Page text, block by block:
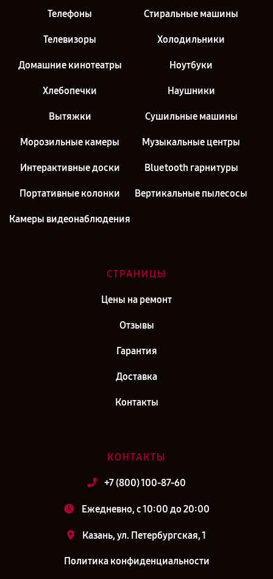
Телефоны Стиральные машины
Телевизоры Холодильники
Домашние кинотеатры Ноутбуки
Хлебопечки Наушники
Вытяжки Сушильные машины
Морозильные камеры Музыкальные центры
Интерактивные доски Bluetooth гарнитуры
Портативные колонки Вертикальные пылесосы
Камеры видеонаблюдения
СТРАНИЦЫ
Цены на ремонт
Отзывы
Гарантия
Доставка
Контакты
КОНТАКТЫ
+7 (800) 100-87-60
Ежедневно, с 10:00 до 20:00
Казань, ул. Петербургская, 1
Политика конфиденциальности